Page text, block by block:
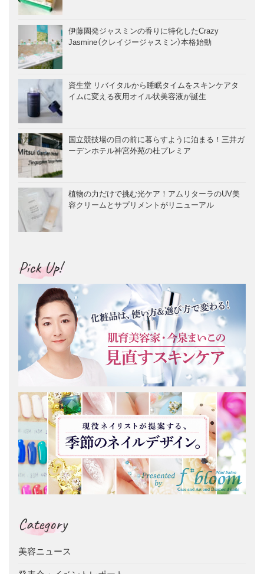
伊藤園発ジャスミンの香りに特化したCrazy
Jasmine（クレイジージャスミン）本格始動
資生堂 リバイタルから睡眠タイムをスキンケアタ
イムに変える夜用オイル状美容液が誕生
国立競技場の目の前に暮らすように泊まる！三井ガ
ーデンホテル神宮外苑の杜プレミア
植物の力だけで挑む光ケア！アムリターラのUV美
容クリームとサプリメントがリニューアル
Pick Up!
Category
美容ニュース